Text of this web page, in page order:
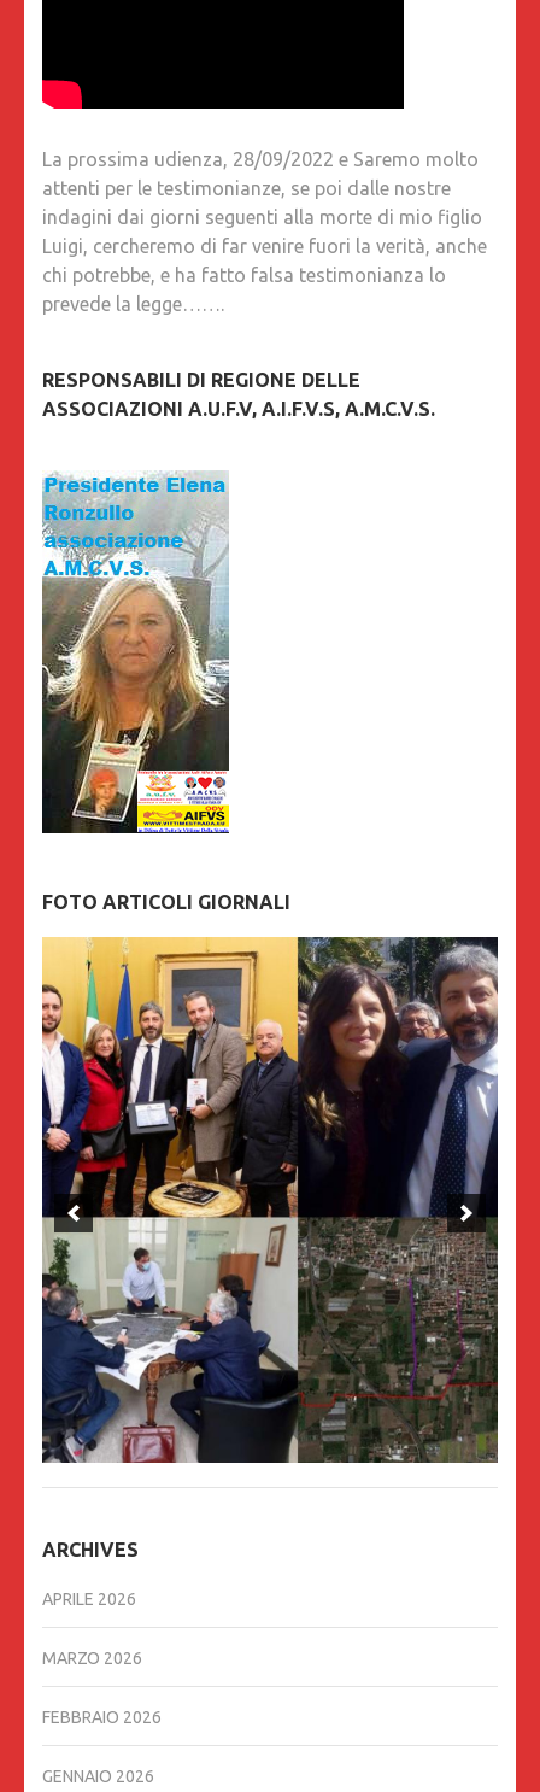
La prossima udienza, 28/09/2022 e Saremo molto
attenti per le testimonianze, se poi dalle nostre
indagini dai giorni seguenti alla morte di mio figlio
Luigi, cercheremo di far venire fuori la verità, anche
chi potrebbe, e ha fatto falsa testimonianza lo
prevede la legge…….
RESPONSABILI DI REGIONE DELLE
ASSOCIAZIONI A.U.F.V, A.I.F.V.S, A.M.C.V.S.
FOTO ARTICOLI GIORNALI
ARCHIVES
APRILE 2026
MARZO 2026
FEBBRAIO 2026
GENNAIO 2026